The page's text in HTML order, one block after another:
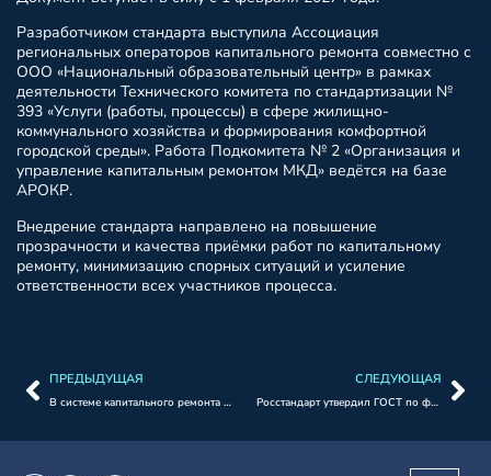
Разработчиком стандарта выступила Ассоциация
региональных операторов капитального ремонта совместно с
ООО «Национальный образовательный центр» в рамках
деятельности Технического комитета по стандартизации №
393 «Услуги (работы, процессы) в сфере жилищно-
коммунального хозяйства и формирования комфортной
городской среды». Работа Подкомитета № 2 «Организация и
управление капитальным ремонтом МКД» ведётся на базе
АРОКР.
Внедрение стандарта направлено на повышение
прозрачности и качества приёмки работ по капитальному
ремонту, минимизацию спорных ситуаций и усиление
ответственности всех участников процесса.
ПРЕДЫДУЩАЯ
В системе капитального ремонта утверждены новые ГОСТы.
СЛЕДУЮЩАЯ
Росстандарт утвердил ГОСТ по форме региональных программ и краткосрочных планов капремонта.